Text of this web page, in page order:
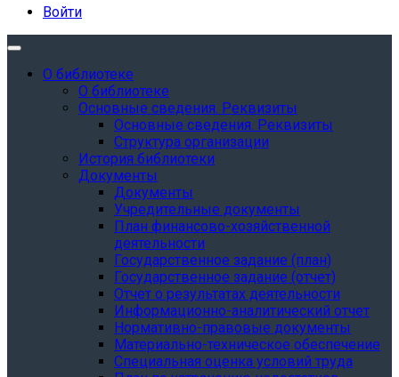
Войти
О библиотеке
О библиотеке
Основные сведения. Реквизиты
Основные сведения. Реквизиты
Структура организации
История библиотеки
Документы
Документы
Учредительные документы
План финансово-хозяйственной
деятельности
Государственное задание (план)
Государственное задание (отчет)
Отчет о результатах деятельности
Информационно-аналитический отчет
Нормативно-правовые документы
Материально-техническое обеспечение
Специальная оценка условий труда